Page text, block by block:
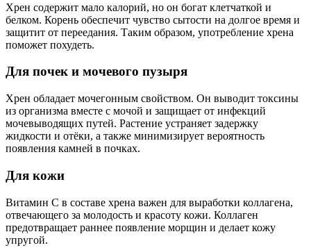
Хрен содержит мало калорий, но он богат клетчаткой и
белком. Корень обеспечит чувство сытости на долгое время и
защитит от переедания. Таким образом, употребление хрена
поможет похудеть.
Для почек и мочевого пузыря
Хрен обладает мочегонным свойством. Он выводит токсины
из организма вместе с мочой и защищает от инфекций
мочевыводящих путей. Растение устраняет задержку
жидкости и отёки, а также минимизирует вероятность
появления камней в почках.
Для кожи
Витамин С в составе хрена важен для выработки коллагена,
отвечающего за молодость и красоту кожи. Коллаген
предотвращает раннее появление морщин и делает кожу
упругой.